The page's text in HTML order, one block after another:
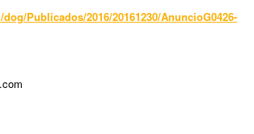
Publicados/2016/20161230/AnuncioG0426-